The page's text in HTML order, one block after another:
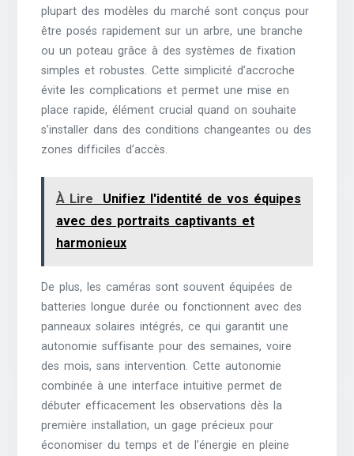
plupart des modèles du marché sont conçus pour
être posés rapidement sur un arbre, une branche
ou un poteau grâce à des systèmes de fixation
simples et robustes. Cette simplicité d’accroche
évite les complications et permet une mise en
place rapide, élément crucial quand on souhaite
s’installer dans des conditions changeantes ou des
zones difficiles d’accès.
À Lire
Unifiez l'identité de vos équipes
avec des portraits captivants et
harmonieux
De plus, les caméras sont souvent équipées de
batteries longue durée ou fonctionnent avec des
panneaux solaires intégrés, ce qui garantit une
autonomie suffisante pour des semaines, voire
des mois, sans intervention. Cette autonomie
combinée à une interface intuitive permet de
débuter efficacement les observations dès la
première installation, un gage précieux pour
économiser du temps et de l’énergie en pleine